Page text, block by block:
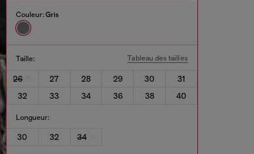
Couleur: Gris
Taille: Tableau des tailles
26 27 28 29 30
31
32
33 34 36 38 40
Longueur:
30 32 34